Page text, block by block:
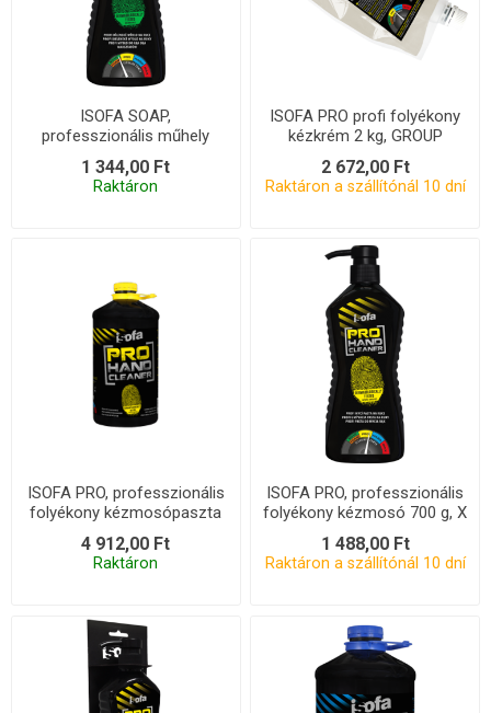
ISOFA SOAP,
professzionális műhely
folyékony kéziszappan 550
g, X
1 344,00 Ft
Raktáron
ISOFA PRO profi folyékony
kézkrém 2 kg, GROUP
2 672,00 Ft
Raktáron a szállítónál 10 dní
ISOFA PRO, professzionális
folyékony kézmosópaszta
4,2 kg, COMP
4 912,00 Ft
Raktáron
ISOFA PRO, professzionális
folyékony kézmosó 700 g, X
1 488,00 Ft
Raktáron a szállítónál 10 dní